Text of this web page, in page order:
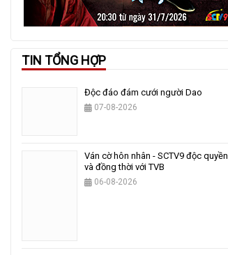
TIN TỔNG HỢP
Độc đáo đám cưới người Dao
07-08-2026
Ván cờ hôn nhân - SCTV9 độc quyền
và đồng thời với TVB
06-08-2026